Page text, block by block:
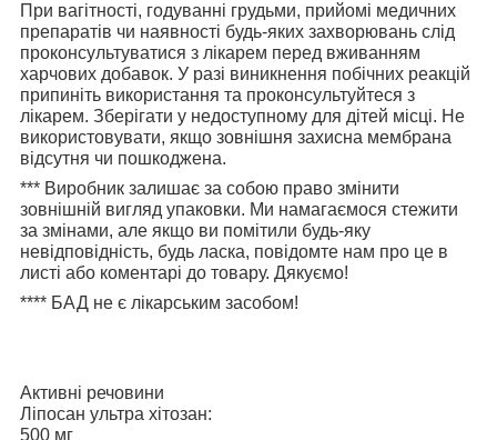
При вагітності, годуванні грудьми, прийомі медичних
препаратів чи наявності будь-яких захворювань слід
проконсультуватися з лікарем перед вживанням
харчових добавок. У разі виникнення побічних реакцій
припиніть використання та проконсультуйтеся з
лікарем. Зберігати у недоступному для дітей місці. Не
використовувати, якщо зовнішня захисна мембрана
відсутня чи пошкоджена.
*** Виробник залишає за собою право змінити
зовнішній вигляд упаковки. Ми намагаємося стежити
за змінами, але якщо ви помітили будь-яку
невідповідність, будь ласка, повідомте нам про це в
листі або коментарі до товару. Дякуємо!
**** БАД не є лікарським засобом!
Активні речовини
Ліпосан ультра хітозан:
500 мг